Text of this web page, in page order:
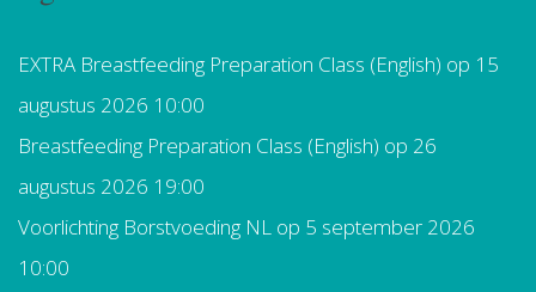
EXTRA Breastfeeding Preparation Class (English) op 15
augustus 2026 10:00
Breastfeeding Preparation Class (English) op 26
augustus 2026 19:00
Voorlichting Borstvoeding NL op 5 september 2026
10:00